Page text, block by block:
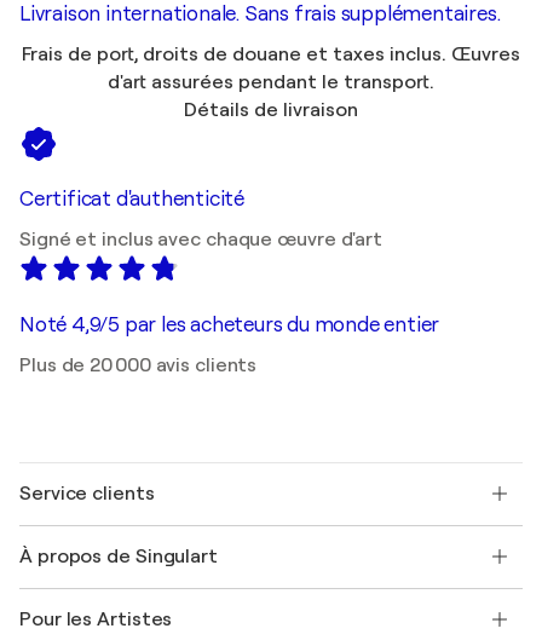
Livraison internationale. Sans frais supplémentaires.
Frais de port, droits de douane et taxes inclus. Œuvres
d'art assurées pendant le transport.
Détails de livraison
Certificat d'authenticité
Signé et inclus avec chaque œuvre d'art
Noté 4,9/5 par les acheteurs du monde entier
Plus de 20 000 avis clients
Service clients
Expédition
Offrir une carte cadeau
À propos de Singulart
FAQ
Pour les Artistes